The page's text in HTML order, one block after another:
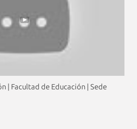
| Facultad de Educación | Sede